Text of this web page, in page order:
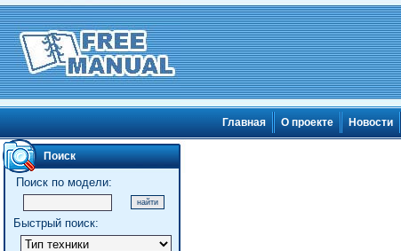
Главная О проекте Новости
Поиск
Поиск по модели:
Быстрый поиск: